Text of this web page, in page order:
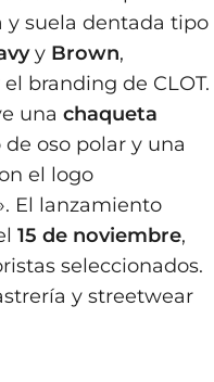
y suela dentada tipo
y Brown,
branding de CLOT.
una chaqueta
oso polar y una
el logo
El lanzamiento
15 de noviembre,
seleccionados.
y streetwear